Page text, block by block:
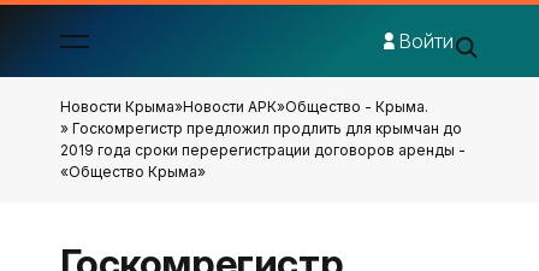
Войти
Новости Крыма»Новости АРК»Общество - Крыма.
» Госкомрегистр предложил продлить для крымчан до
2019 года сроки перерегистрации договоров аренды -
«Общество Крыма»